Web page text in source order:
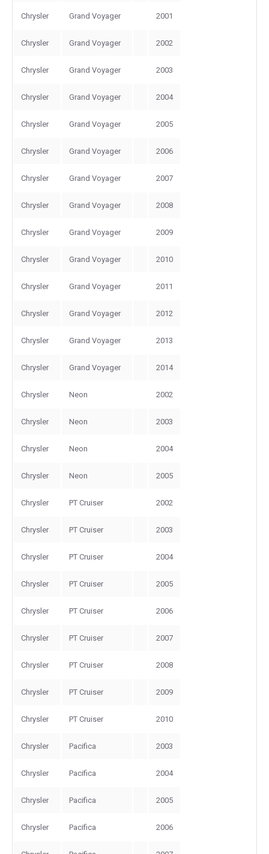
Chrysler Grand Voyager 2001
Chrysler Grand Voyager 2002
Chrysler Grand Voyager 2003
Chrysler Grand Voyager 2004
Chrysler Grand Voyager 2005
Chrysler Grand Voyager 2006
Chrysler Grand Voyager 2007
Chrysler Grand Voyager 2008
Chrysler Grand Voyager 2009
Chrysler Grand Voyager 2010
Chrysler Grand Voyager 2011
Chrysler Grand Voyager 2012
Chrysler Grand Voyager 2013
Chrysler Grand Voyager 2014
Chrysler Neon 2002
Chrysler Neon 2003
Chrysler Neon 2004
Chrysler Neon 2005
Chrysler PT Cruiser 2002
Chrysler PT Cruiser 2003
Chrysler PT Cruiser 2004
Chrysler PT Cruiser 2005
Chrysler PT Cruiser 2006
Chrysler PT Cruiser 2007
Chrysler PT Cruiser 2008
Chrysler PT Cruiser 2009
Chrysler PT Cruiser 2010
Chrysler Pacifica 2003
Chrysler Pacifica 2004
Chrysler Pacifica 2005
Chrysler Pacifica 2006